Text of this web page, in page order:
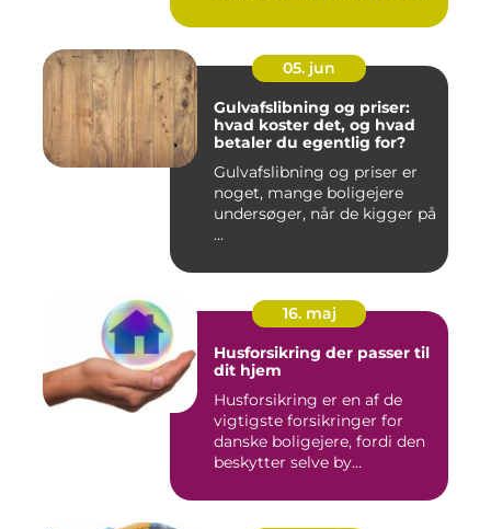
05. jun
Gulvafslibning og priser:
hvad koster det, og hvad
betaler du egentlig for?
Gulvafslibning og priser er
noget, mange boligejere
undersøger, når de kigger på
...
16. maj
Husforsikring der passer til
dit hjem
Husforsikring er en af de
vigtigste forsikringer for
danske boligejere, fordi den
beskytter selve by...